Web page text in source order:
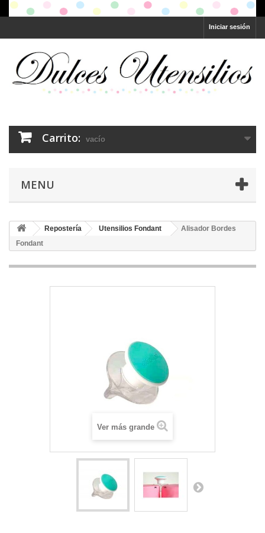
Iniciar sesión
Carrito: vacío
MENU
Repostería Utensilios Fondant
Alisador Bordes
Fondant
Ver más grande